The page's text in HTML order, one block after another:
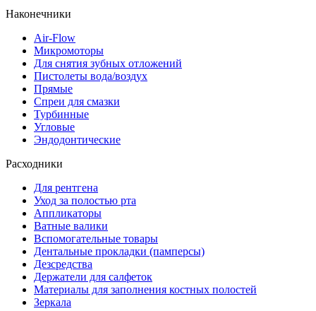
Наконечники
Air-Flow
Микромоторы
Для снятия зубных отложений
Пистолеты вода/воздух
Прямые
Спреи для смазки
Турбинные
Угловые
Эндодонтические
Расходники
Для рентгена
Уход за полостью рта
Аппликаторы
Ватные валики
Вспомогательные товары
Дентальные прокладки (памперсы)
Дезсредства
Держатели для салфеток
Материалы для заполнения костных полостей
Зеркала